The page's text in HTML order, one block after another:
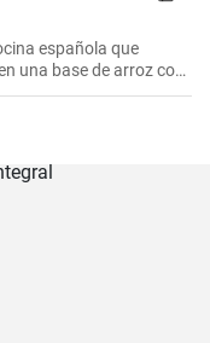
española que
una base de arroz con
culinaria llena de
a la versión más